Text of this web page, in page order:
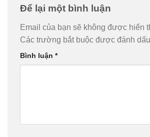
Để lại một bình luận
Email của bạn sẽ không được hiển
Các trường bắt buộc được đánh dấu
Bình luận *